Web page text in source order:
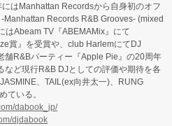
はManhattan Recordsから自身初のオフ
Manhattan Records R&B Grooves- (mixed
はAbeam TV『ABEMAMix』にて
賞』を受賞や、club HarlemにてDJ
舗R&Bパーティー『Apple Pie』の20周年
ど現行R&B DJとしての評価や期待を各
、TAIL(ex向井太一)、RUNG
ている。
dabook_jp/
djdabook